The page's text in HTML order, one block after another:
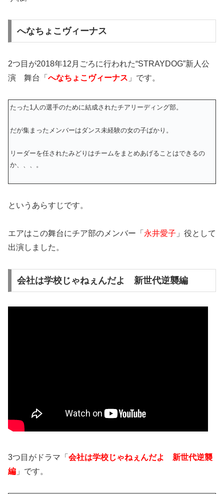
へなちょこヴィーナス
2つ目が2018年12月ごろに行われた“STRAYDOG”新人公
演 舞台「 へなちょこヴィーナス 」 です。
たった1人の選手のために結成されたチアリーディング部。
だが集まったメンバーはダンス未経験の女の子ばかり。
リーダーを任されたみどりはチームをまとめあげることはできるの
か、、、。
というあらすじです。
エアはこの舞台にチア部のメンバー「 永井愛子 」役として
出演しました。
会社は学校じゃねぇんだよ 新世代逆襲編
3つ目が ドラマ「 会社は学校じゃねぇんだよ 新世代逆襲
編 」です。